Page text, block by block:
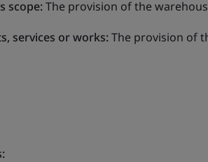
scope:The provision of the
services or works:The provision of